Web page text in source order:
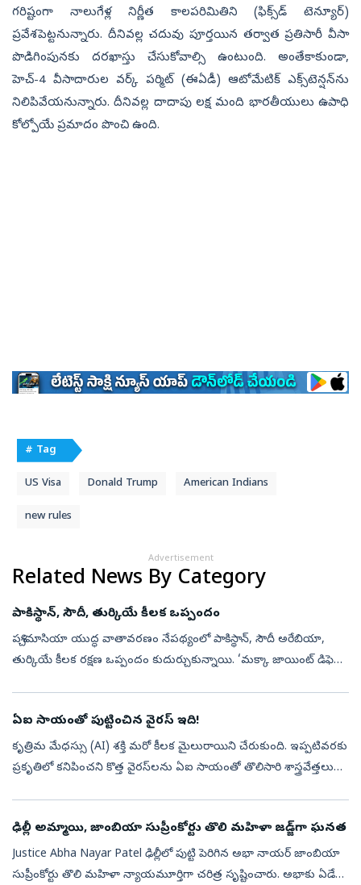
గరిష్టంగా నాలుగేళ్ల నిర్ణీత కాలపరిమితిని (ఫిక్స్‌డ్ టెన్యూర్)
ప్రవేశపెట్టనున్నారు. దీనివల్ల చదువు పూర్తయిన తర్వాత ప్రతిసారీ వీసా
పొడిగింపునకు దరఖాస్తు చేసుకోవాల్సి ఉంటుంది. అంతేకాకుండా,
హెచ్-4 వీసాదారుల వర్క్ పర్మిట్ (ఈఏడీ) ఆటోమేటిక్ ఎక్స్‌టెన్షన్‌ను
నిలిపివేయనున్నారు. దీనివల్ల దాదాపు లక్ష మంది భారతీయులు ఉపాధి
కోల్పోయే ప్రమాదం పొంచి ఉంది.
# Tag
US Visa Donald Trump American Indians
new rules
Advertisement
Related News By Category
పాకిస్థాన్‌, సౌదీ, తుర్కియే కీలక ఒప్పందం
పశ్చిమాసియా యుద్ధ వాతావరణం నేపథ్యంలో పాకిస్థాన్, సౌదీ అరేబియా,
తుర్కియే కీలక రక్షణ ఒప్పందం కుదుర్చుకున్నాయి. ‘మక్కా జాయింట్‌ డిఫెన్స్‌
ఏఐ సాయంతో పుట్టించిన వైరస్‌ ఇది!
కృత్రిమ మేధస్సు (AI) శక్తి మరో కీలక మైలురాయిని చేరుకుంది. ఇప్పటివరకు
ప్రకృతిలో కనిపించని కొత్త వైరస్‌లను ఏఐ సాయంతో తొలిసారి శాస్త్రవేత్తలు
ఢిల్లీ అమ్మాయి, జాంబియా సుప్రీంకోర్టు తొలి మహిళా జడ్జ్‌గా ఘనత
Justice Abha Nayar Patel ఢిల్లీలో పుట్టి పెరిగిన అభా నాయర్‌ జాంబియా
సుప్రీంకోర్టు తొలి మహిళా న్యాయమూర్తిగా చరిత్ర సృష్టించారు. అభాకు ఏడేళ్ల